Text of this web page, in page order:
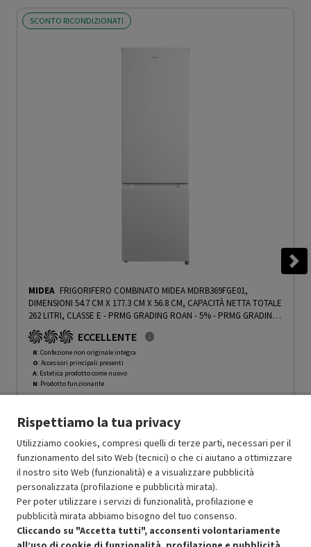
SCONTO RICONDIZIONATI
MIDEA FRIGORIFERO COMBINATO MIDEA MDRB369FGE01,
DIMENSIONI 54.7 CM X 177.3 CM X 56.8 CM, CAPACITÀ NETTA TOTALE
262 LITRI, CLASSE E - PRMG GRADING ROAN - 5%- PRMG GRADING
ROAN - 5%
ECCELLENTE
R: Confezione non originale integra
O: Accessori principali presenti
A: Estetica prodotto come nuovo
N: Prodotto funzionante
Ricondizionato Prezzo ridotto da
284.05a-15%
In Promozione 241.44
Aggiungi al carrello
SCONTO RICONDIZIONATI
Approfitta dello sconto del 15% sul prodotto ricondizionato.
Rispettiamo la tua privacy
Utilizziamo cookies, compresi quelli di terze parti, necessari per il
funzionamento del sito Web (tecnici) o che ci aiutano a ottimizzare
il nostro sito Web (funzionalità) e a visualizzare pubblicità
personalizzata (profilazione e pubblicità mirata).
Per poter utilizzare i servizi di funzionalità, profilazione e
pubblicità mirata abbiamo bisogno del tuo consenso.
Cliccando su "Accetta tutti", acconsenti volontariamente